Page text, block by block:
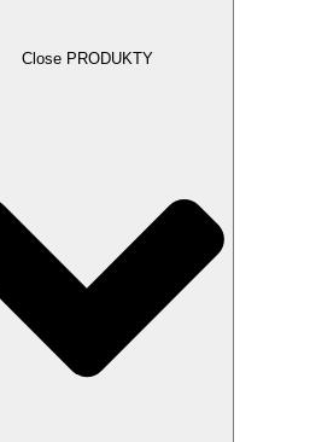
Close PRODUKTY